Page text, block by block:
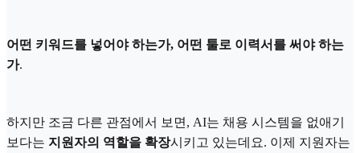
어떤 키워드를 넣어야 하는가, 어떤 툴로 이력서를 써야 하는
가.
하지만 조금 다른 관점에서 보면, AI는 채용 시스템을 없애기
보다는 지원자의 역할을 확장시키고 있는데요. 이제 지원자는